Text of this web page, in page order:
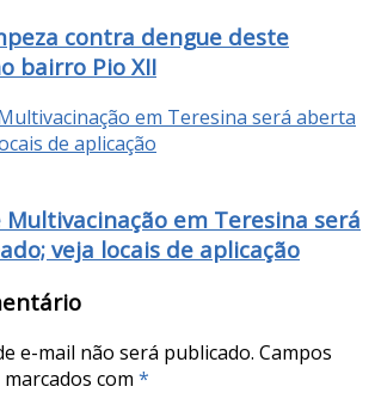
contra dengue deste
bairro Pio XII
em Teresina será
veja locais de aplicação
e-mail não será publicado. Campos
com *